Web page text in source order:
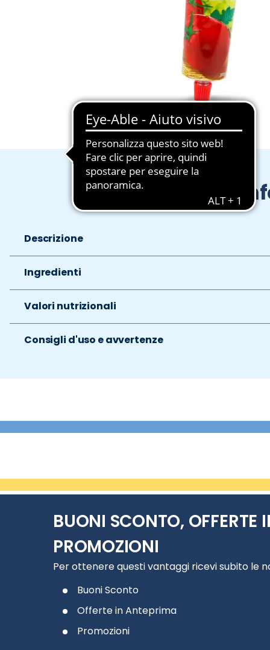
Descrizione
Ingredienti
Valori nutrizionali
Consigli d'uso e avvertenze
BUONI SCONTO, OFFERTE
PROMOZIONI
Per ottenere questi vantaggi ricevi subito le
Buoni Sconto
Offerte in Anteprima
Promozioni